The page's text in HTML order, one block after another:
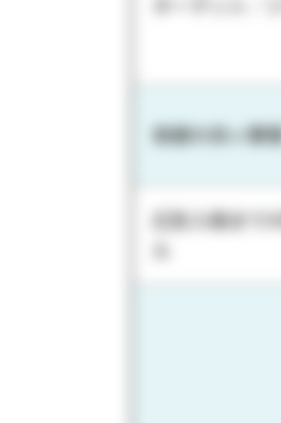
実績の多い業
広告入稿まで